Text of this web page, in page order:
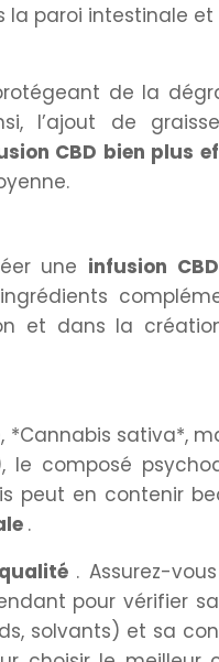
la paroi intestinale et
de la
l’ajout de
CBD bien plus
une infusion
et dans la
sativa*,
le composé
peut en contenir
.
. Assurez-
pour vérifier
solvants) et sa